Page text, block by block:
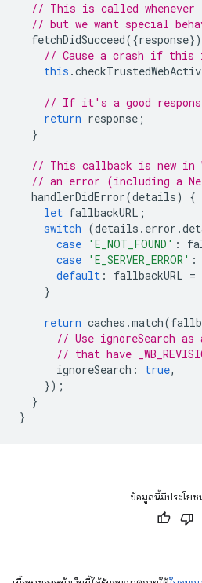
// This is called whenever
// but we want special
fetchDidSucceed({response})
// Cause a crash if this
this .
// If it's a good
return response ;
}
// This callback is new in
// an error (including a
handlerDidError(details)
{
let fallbackURL ;
switch (details . error .
case 'E_NOT_FOUND' :
case 'E_SERVER_ERROR' :
default : fallbackURL =
}
return caches .match(
// Use ignoreSearch as
// that have
ignoreSearch : true,
});
}
}
ข้อมูลนี้มีประโยช